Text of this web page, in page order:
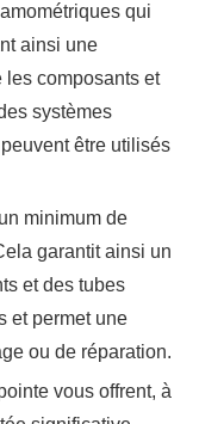
qui
ainsi une
les composants et
systèmes
être utilisés
minimum de
garantit ainsi un
et des tubes
et permet une
ou de réparation.
vous offrent, à